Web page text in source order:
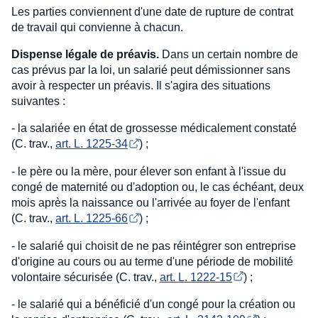
Les parties conviennent d'une date de rupture de contrat
de travail qui convienne à chacun.
Dispense légale de préavis. Dans un certain nombre de
cas prévus par la loi, un salarié peut démissionner sans
avoir à respecter un préavis. Il s'agira des situations
suivantes :
- la salariée en état de grossesse médicalement constaté
(C. trav., art. L. 1225-34 ) ;
- le père ou la mère, pour élever son enfant à l'issue du
congé de maternité ou d'adoption ou, le cas échéant, deux
mois après la naissance ou l'arrivée au foyer de l'enfant
(C. trav., art. L. 1225-66 ) ;
- le salarié qui choisit de ne pas réintégrer son entreprise
d'origine au cours ou au terme d'une période de mobilité
volontaire sécurisée (C. trav., art. L. 1222-15 ) ;
- le salarié qui a bénéficié d'un congé pour la création ou